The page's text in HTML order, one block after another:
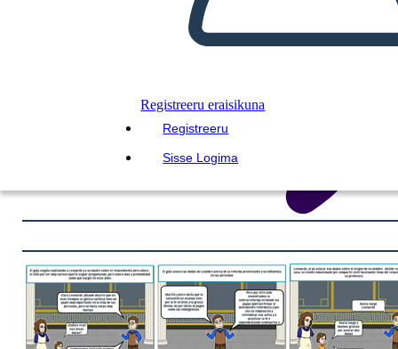
Registreeru eraisikuna
Registreeru
Sisse Logima